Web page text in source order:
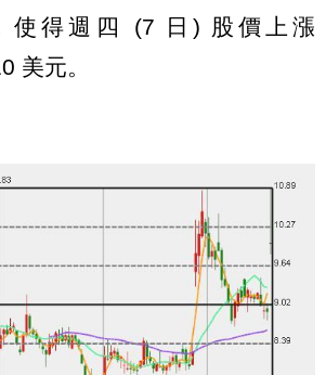
使得週四 (7 日) 股價上漲
美元。